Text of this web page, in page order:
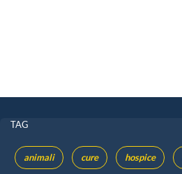
TAG
animali cure hospice